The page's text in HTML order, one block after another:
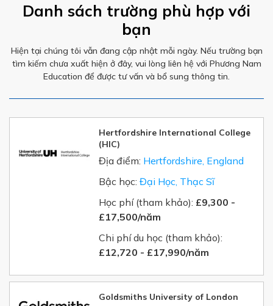
Danh sách trường phù hợp với
bạn
Hiện tại chúng tôi vẫn đang cập nhật mỗi ngày. Nếu trường bạn
tìm kiếm chưa xuất hiện ở đây, vui lòng liên hệ với Phương Nam
Education để được tư vấn và bổ sung thông tin.
Hertfordshire International College
(HIC)
Địa điểm: Hertfordshire, England
Bậc học: Đại Học, Thạc Sĩ
Học phí (tham khảo): £9,300 -
£17,500/năm
Chi phí du học (tham khảo):
£12,720 - £17,990/năm
Goldsmiths University of London